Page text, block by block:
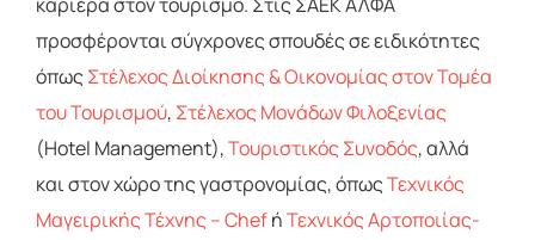
προσφέρονται σύγχρονες σπουδές σε ειδικότητες
όπωςΣτέλεχος Διοίκησης & Οικονομίας στον Τομέα
του Τουρισμού, Στέλεχος Μονάδων Φιλοξενίας
(Hotel Management),Τουριστικός Συνοδός, αλλά
και στον χώρο της γαστρονομίας, όπωςΤεχνικός
Μαγειρικής Τέχνης – ChefήΤεχνικός Αρτοποιίας-